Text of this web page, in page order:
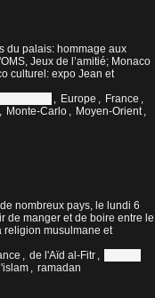
du palais: hommage aux
Jeux de l’amitié; Monaco
culturel: expo Jean et
, Europe , France ,
, Monte-Carlo , Moyen-Orient ,
nombreux pays, le lundi 6
de manger et de boire entre le
religion musulmane et
, de l'Aïd al-Fitr ,
, ramadan